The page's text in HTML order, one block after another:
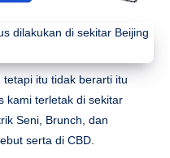
itu tidak berarti itu
kami terletak di sekitar
Seni, Brunch, dan
serta di CBD.